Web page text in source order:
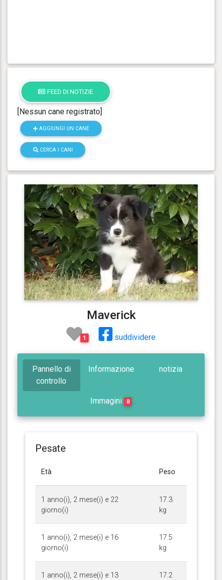
FEED DI NOTIZIE
[Nessun cane registrato]
AGGIUNGI UN CANE
CERCA I CANI
Maverick
1 suddividere
Pannello di
controllo
Informazione notizia
Immagini 8
Pesate
Età Peso
1 anno(i), 2 mese(i) e 22
giorno(i)
17.3
kg
1 anno(i), 2 mese(i) e 16
giorno(i)
17.5
kg
1 anno(i), 2 mese(i) e 13
17.2